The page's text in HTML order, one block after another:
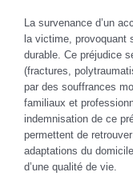
La survenance d’un
la victime, provoquant
durable. Ce préjudice
(fractures,
par des souffrances
familiaux et
indemnisation de ce
permettent de
adaptations du
d’une qualité de vie.